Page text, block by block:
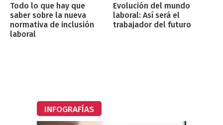
Todo lo que hay que
saber sobre la nueva
normativa de inclusión
laboral
Evolución del mundo
laboral: Así será el
trabajador del futuro
INFOGRAFÍAS